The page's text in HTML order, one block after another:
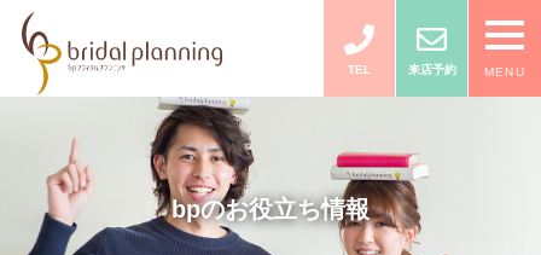
TEL 来店予約 MENU
bpのお役立ち情報